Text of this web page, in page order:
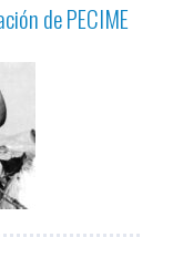
de PECIME